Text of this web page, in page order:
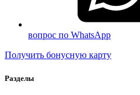
вопрос по WhatsApp
Получить бонусную карту
Разделы